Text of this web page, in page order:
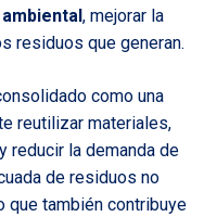
, mejorar la
residuos que generan.
como una
reutilizar materiales,
reducir la demanda de
de residuos no
también contribuye